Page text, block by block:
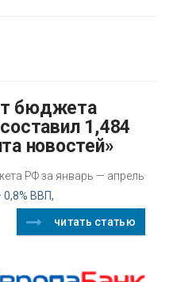
1,484
новостей»
РФ за январь — апрель
0,8% ВВП,
читать статью